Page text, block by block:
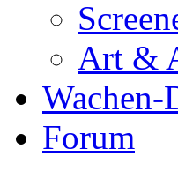
Art &
Wachen-
Forum